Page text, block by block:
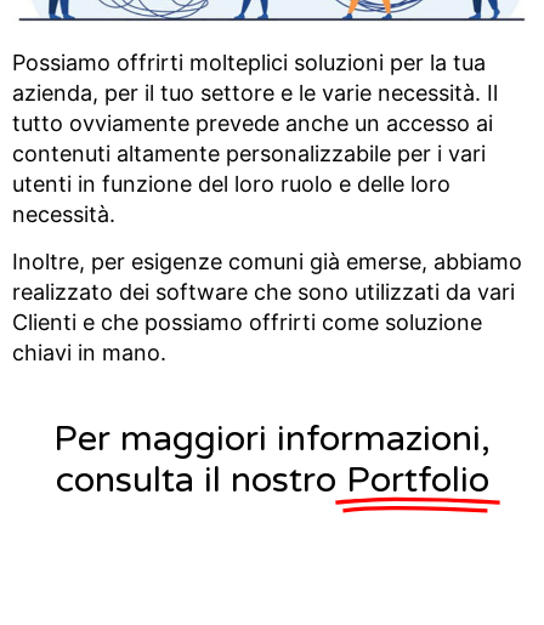
Possiamo offrirti molteplici soluzioni per la tua
azienda, per il tuo settore e le varie necessità. Il
tutto ovviamente prevede anche un accesso ai
contenuti altamente personalizzabile per i vari
utenti in funzione del loro ruolo e delle loro
necessità.
Inoltre, per esigenze comuni già emerse, abbiamo
realizzato dei software che sono utilizzati da vari
Clienti e che possiamo offrirti come soluzione
chiavi in mano.
Per maggiori informazioni,
consulta il nostro Portfolio